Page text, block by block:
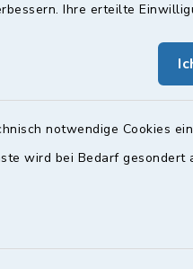
Ihre erteilte
notwendige Cookies
wird bei Bedarf gesondert
Montag, Mittwoch
08:00-12:00 Uhr
Donnerstag
14:30-18:00 Uhr